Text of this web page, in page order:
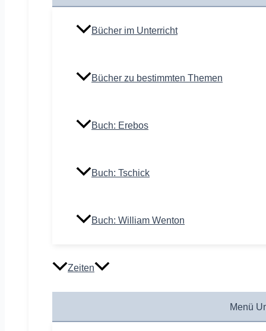
Bücher im Unterricht
Bücher zu bestimmten Themen
Buch: Erebos
Buch: Tschick
Buch: William Wenton
Zeiten
Menü